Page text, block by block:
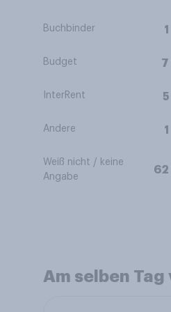
Buchbinder 1
Budget 7
InterRent 5
Andere 1
Weiß nicht / keine
Angabe
62
Am selben